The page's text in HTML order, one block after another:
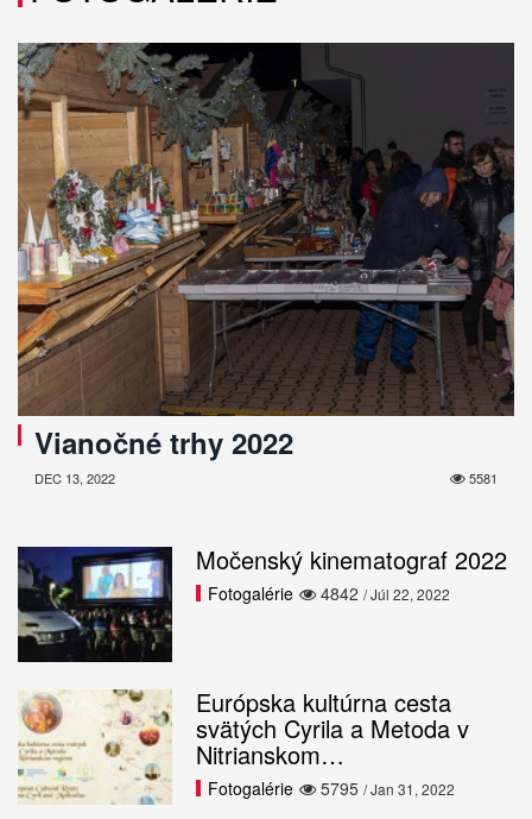
Vianočné trhy 2022
5581
DEC 13, 2022
Močenský kinematograf 2022
4842
Fotogalérie / Júl 22, 2022
Európska kultúrna cesta
svätých Cyrila a Metoda v
Nitrianskom…
5795
Fotogalérie / Jan 31, 2022